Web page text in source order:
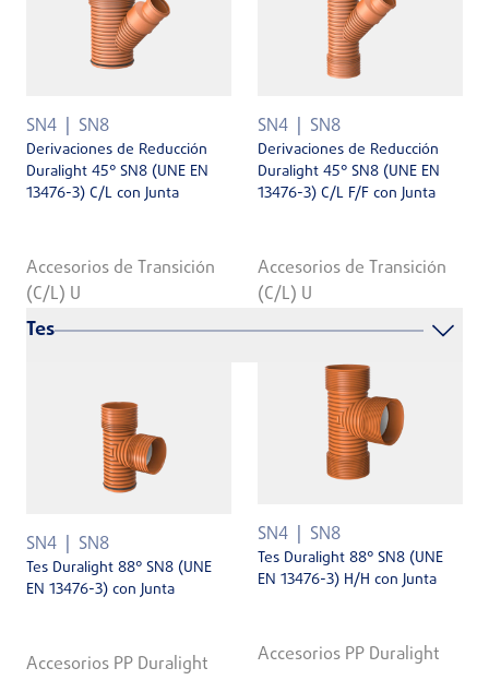
SN4 SN8
Derivaciones de Reducción
Duralight 45° SN8 (UNE EN
13476-3) C/L con Junta
Accesorios de Transición
(C/L) U
SN4 SN8
Derivaciones de Reducción
Duralight 45° SN8 (UNE EN
13476-3) C/L F/F con Junta
Accesorios de Transición
(C/L) U
Tes
SN4 SN8
Tes Duralight 88° SN8 (UNE
EN 13476-3) con Junta
Accesorios PP Duralight
SN4 SN8
Tes Duralight 88° SN8 (UNE
EN 13476-3) H/H con Junta
Accesorios PP Duralight